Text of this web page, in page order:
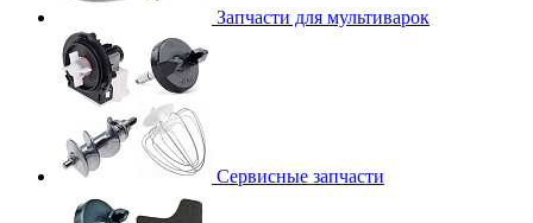
Запчасти для мультиварок
Сервисные запчасти